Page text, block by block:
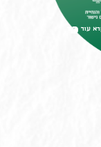
עוד